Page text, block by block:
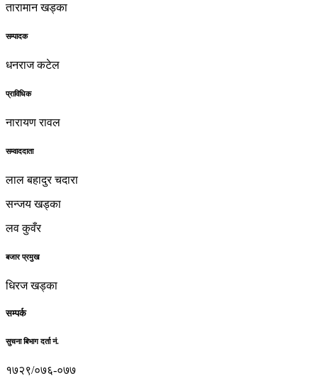
तारामान खड्का
सम्पादक
धनराज कटेल
प्राविधिक
नारायण रावल
सम्वाददाता
लाल बहादुर चदारा
सन्जय खड्का
लव कुवँर
बजार प्रमुख
धिरज खड्का
सम्पर्क
सुचना बिभाग दर्ता नं.
१७२९/०७६-०७७